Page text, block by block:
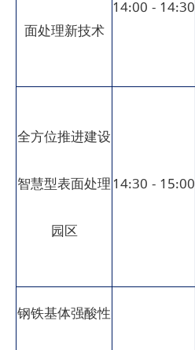
面处理新技术
14:00 - 14:30
全方位推进建设
智慧型表面处理
园区
14:30 - 15:00
钢铁基体强酸性